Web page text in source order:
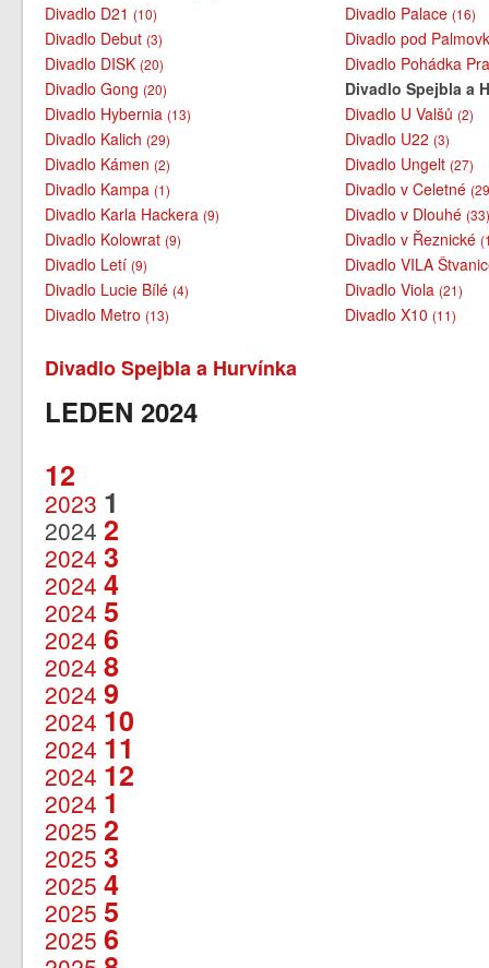
Divadlo D21(10)
Divadlo Debut(3)
Divadlo DISK(20)
Divadlo Gong(20)
Divadlo Hybernia(13)
Divadlo Kalich(29)
Divadlo Kámen(2)
Divadlo Kampa(1)
Divadlo Karla Hackera(9)
Divadlo Kolowrat(9)
Divadlo Letí(9)
Divadlo Lucie Bílé(4)
Divadlo Metro(13)
Divadlo Palace(16)
Divadlo pod
Divadlo Pohádka
Divadlo Spejbla a
Divadlo U Valšů(2)
Divadlo U22(3)
Divadlo Ungelt(27)
Divadlo v Celetné
Divadlo v Dlouhé
Divadlo v Řeznické
Divadlo VILA
Divadlo Viola(21)
Divadlo X10(11)
Divadlo Spejbla a Hurvínka
LEDEN 2024
12
2023 1
2024 2
2024 3
2024 4
2024 5
2024 6
2024 8
2024 9
2024 10
2024 11
2024 12
2024 1
2025 2
2025 3
2025 4
2025 5
2025 6